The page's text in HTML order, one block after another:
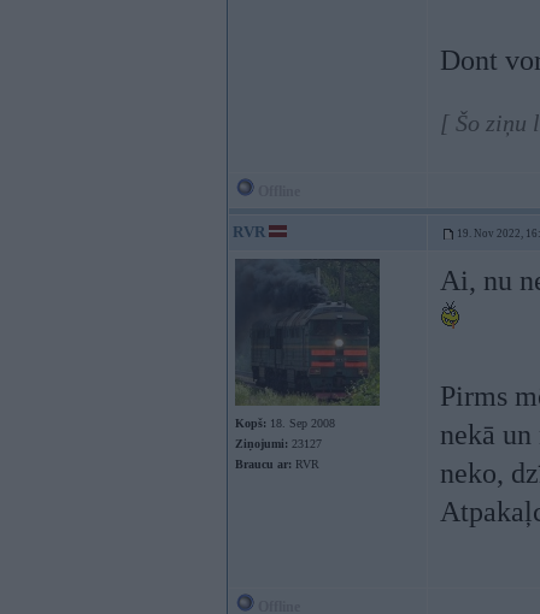
Dont
[ Šo ziņu
RVR 19. Nov 2022,
Kopš: 18. Sep 2008
Ziņojumi: 23127
Braucu ar: RVR
Ai, nu
Pirms
nekā
neko,